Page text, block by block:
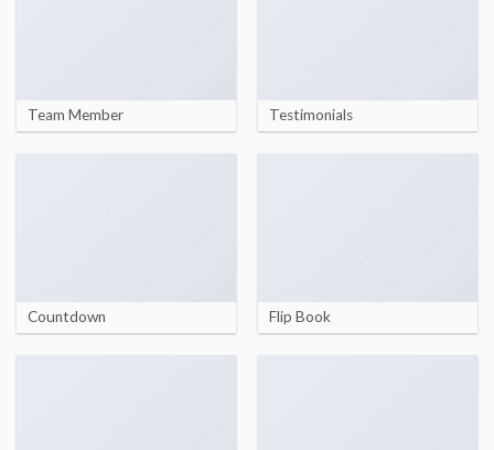
Team Member Testimonials
Countdown Flip Book